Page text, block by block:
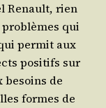
Renault, rien
qui
per­mit aux
posi­tifs sur
besoins de
formes de